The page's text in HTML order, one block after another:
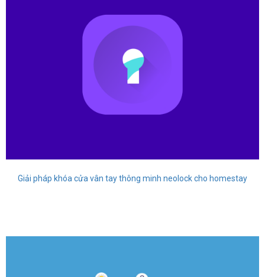
Giải pháp khóa cửa vân tay thông minh neolock cho homestay